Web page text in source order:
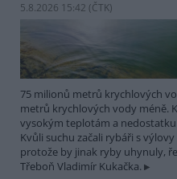
5.8.2026 15:42 (ČTK)
75 milionů metrů krychlových
metrů krychlových vody méně.
vysokým teplotám a
Kvůli suchu začali rybáři s
protože by jinak ryby uhynuly,
Třeboň Vladimír Kukačka.